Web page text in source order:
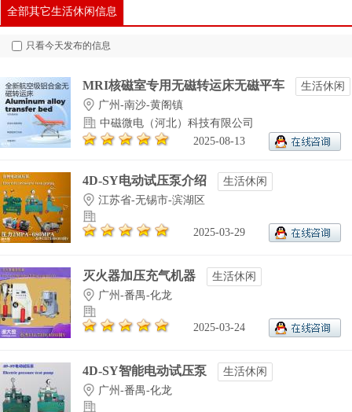
全部其它生活休闲信息
只看今天发布的信息
MRI核磁室专用无磁转运床无磁平车
生活休闲
广州-南沙-黄阁镇
中磁微电（河北）科技有限公司
2025-08-13
4D-SY电动试压泵介绍
生活休闲
江苏省-无锡市-滨湖区
2025-03-29
灭火器加压充气机器
生活休闲
广州-番禺-化龙
2025-03-24
4D-SY智能电动试压泵
生活休闲
广州-番禺-化龙